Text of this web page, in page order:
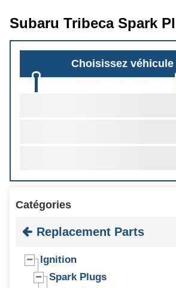
Subaru Tribeca Spark
Choisissez véhicule
Catégories
Replacement Parts
Ignition
Spark Plugs